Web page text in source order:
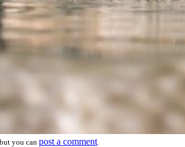
you can post a comment.